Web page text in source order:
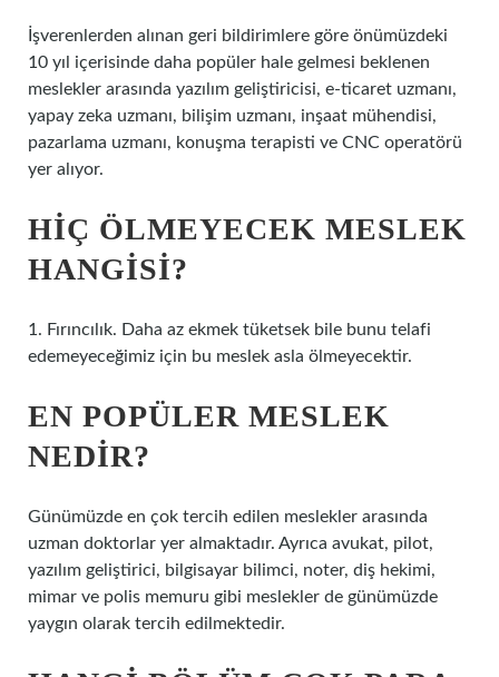
İşverenlerden alınan geri bildirimlere göre önümüzdeki
10 yıl içerisinde daha popüler hale gelmesi beklenen
meslekler arasında yazılım geliştiricisi, e-ticaret uzmanı,
yapay zeka uzmanı, bilişim uzmanı, inşaat mühendisi,
pazarlama uzmanı, konuşma terapisti ve CNC operatörü
yer alıyor.
HIÇ ÖLMEYECEK MESLEK
HANGISI?
1. Fırıncılık. Daha az ekmek tüketsek bile bunu telafi
edemeyeceğimiz için bu meslek asla ölmeyecektir.
EN POPÜLER MESLEK
NEDIR?
Günümüzde en çok tercih edilen meslekler arasında
uzman doktorlar yer almaktadır. Ayrıca avukat, pilot,
yazılım geliştirici, bilgisayar bilimci, noter, diş hekimi,
mimar ve polis memuru gibi meslekler de günümüzde
yaygın olarak tercih edilmektedir.